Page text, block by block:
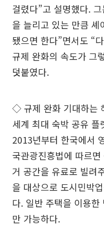
걸렸다”고 설명했다.
을 늘리고 있는 만큼 셰
됐으면 한다”면서도 “
규제 완화의 속도가 그
덧붙였다.
◇ 규제 완화 기대하는
세계 최대 숙박 공유
2013년부터 한국에서
국관광진흥법에 따르
거 공간을 유료로 빌려
을 대상으로 도시민박
다. 일반 주택을 이용
만 가능하다.